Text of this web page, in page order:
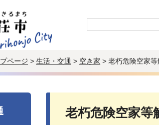
プページ > 生活・交通 > 空き家 > 老朽危険空家
老朽危険空家等